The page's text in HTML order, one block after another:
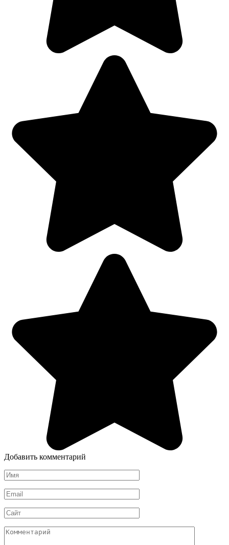
Добавить комментарий
Имя
*
Email
*
Сайт
Комментарий